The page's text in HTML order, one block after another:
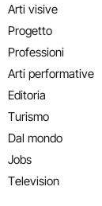
Arti visive
Progetto
Professioni
Arti performative
Editoria
Turismo
Dal mondo
Jobs
Television